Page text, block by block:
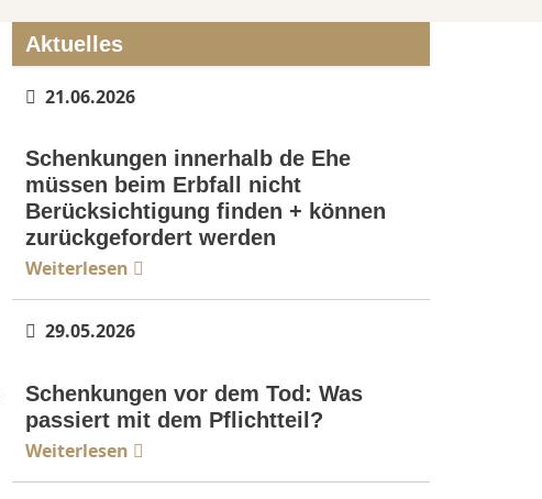
Aktuelles
21.06.2026
Schenkungen innerhalb de Ehe
müssen beim Erbfall nicht
Berücksichtigung finden + können
zurückgefordert werden
Weiterlesen
29.05.2026
Schenkungen vor dem Tod: Was
passiert mit dem Pflichtteil?
Weiterlesen